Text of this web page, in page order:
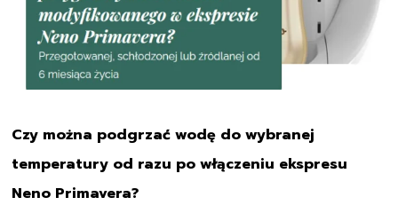
Czy można podgrzać wodę do wybranej
temperatury od razu po włączeniu ekspresu
Neno Primavera?